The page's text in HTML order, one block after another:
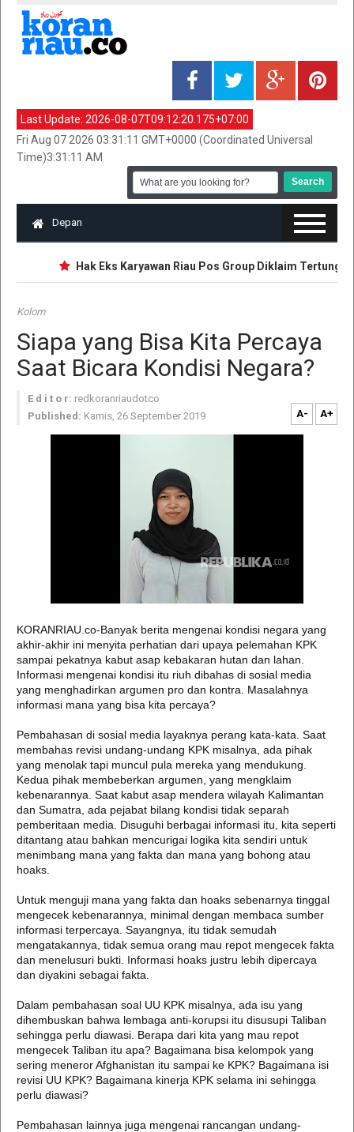
Last Update: 2026-08-07T09:12:20.175+07:00
Fri Aug 07 2026 03:31:11 GMT+0000 (Coordinated Universal
Time)3:31:11 AM
Depan
Hak Eks Karyawan Riau Pos Group Diklaim
Kolom
Siapa yang Bisa Kita Percaya
Saat Bicara Kondisi Negara?
E d i t o r: redkoranriaudotco
Published: Kamis, 26 September 2019 A- A+
KORANRIAU.co-Banyak berita mengenai kondisi negara yang
akhir-akhir ini menyita perhatian dari upaya pelemahan KPK
sampai pekatnya kabut asap kebakaran hutan dan lahan.
Informasi mengenai kondisi itu riuh dibahas di sosial media
yang menghadirkan argumen pro dan kontra. Masalahnya
informasi mana yang bisa kita percaya?
Pembahasan di sosial media layaknya perang kata-kata. Saat
membahas revisi undang-undang KPK misalnya, ada pihak
yang menolak tapi muncul pula mereka yang mendukung.
Kedua pihak membeberkan argumen, yang mengklaim
kebenarannya. Saat kabut asap mendera wilayah Kalimantan
dan Sumatra, ada pejabat bilang kondisi tidak separah
pemberitaan media. Disuguhi berbagai informasi itu, kita seperti
ditantang atau bahkan mencurigai logika kita sendiri untuk
menimbang mana yang fakta dan mana yang bohong atau
hoaks.
Untuk menguji mana yang fakta dan hoaks sebenarnya tinggal
mengecek kebenarannya, minimal dengan membaca sumber
informasi terpercaya. Sayangnya, itu tidak semudah
mengatakannya, tidak semua orang mau repot mengecek fakta
dan menelusuri bukti. Informasi hoaks justru lebih dipercaya
dan diyakini sebagai fakta.
Dalam pembahasan soal UU KPK misalnya, ada isu yang
dihembuskan bahwa lembaga anti-korupsi itu disusupi Taliban
sehingga perlu diawasi. Berapa dari kita yang mau repot
mengecek Taliban itu apa? Bagaimana bisa kelompok yang
sering meneror Afghanistan itu sampai ke KPK? Bagaimana isi
revisi UU KPK? Bagaimana kinerja KPK selama ini sehingga
perlu diawasi?
Pembahasan lainnya juga mengenai rancangan undang-